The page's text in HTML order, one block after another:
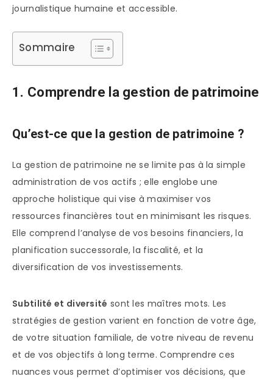
journalistique humaine et accessible.
Sommaire
1. Comprendre la gestion de patrimoine
Qu’est-ce que la gestion de patrimoine ?
La gestion de patrimoine ne se limite pas à la simple
administration de vos actifs ; elle englobe une
approche holistique qui vise à maximiser vos
ressources financières tout en minimisant les risques.
Elle comprend l’analyse de vos besoins financiers, la
planification successorale, la fiscalité, et la
diversification de vos investissements.
Subtilité et diversité sont les maîtres mots. Les
stratégies de gestion varient en fonction de votre âge,
de votre situation familiale, de votre niveau de revenu
et de vos objectifs à long terme. Comprendre ces
nuances vous permet d’optimiser vos décisions, que